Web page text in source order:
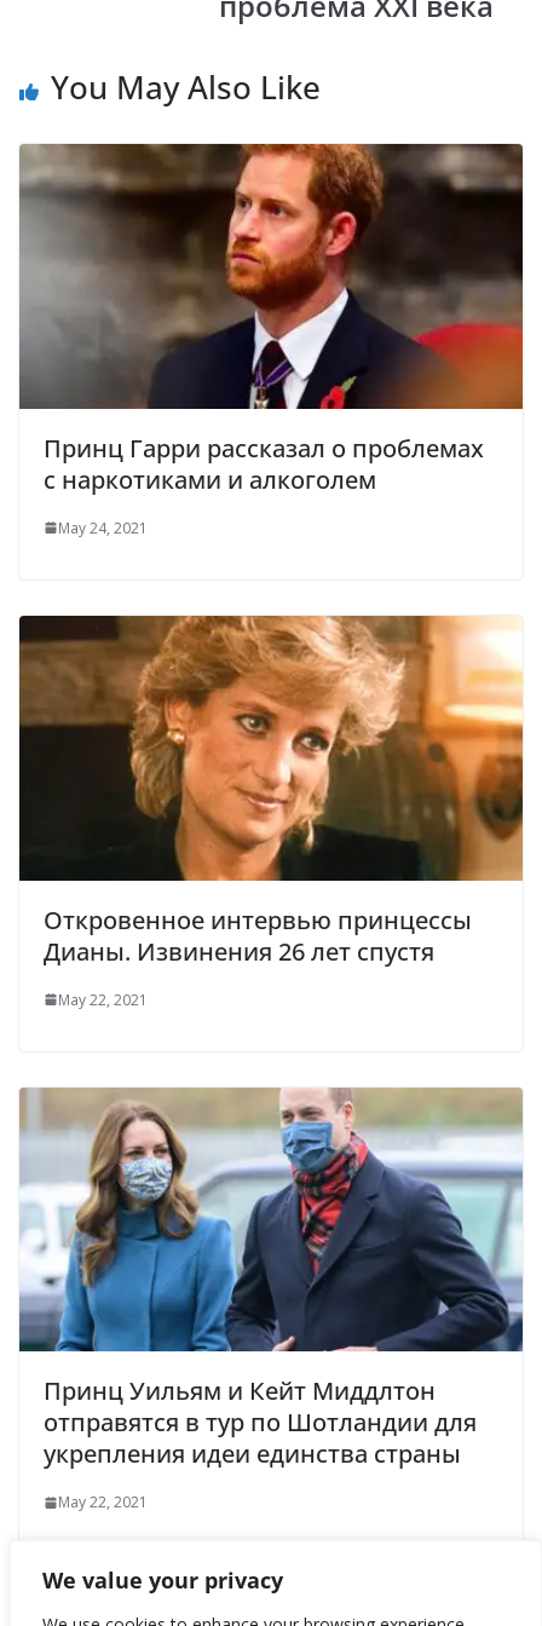
We value your privacy
You May Also Like
Принц Гарри рассказал о проблемах
с наркотиками и алкоголем
May 24, 2021
Откровенное интервью принцессы
Дианы. Извинения 26 лет спустя
May 22, 2021
Принц Уильям и Кейт Миддлтон
отправятся в тур по Шотландии для
укрепления идеи единства страны
May 22, 2021